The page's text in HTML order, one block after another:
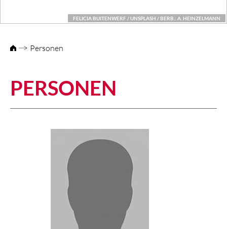
FELICIA BUITENWERF / UNSPLASH / BERB.: A. HEINZELMANN
Personen
PERSONEN